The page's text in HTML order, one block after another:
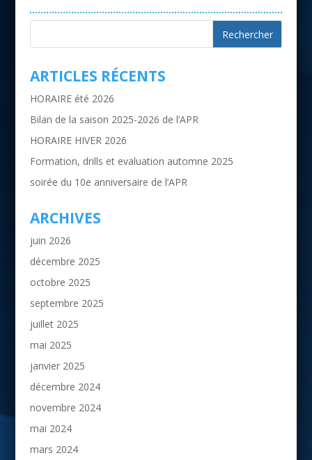
ARTICLES RÉCENTS
HORAIRE été 2026
Bilan de la saison 2025-2026 de l’APR
HORAIRE HIVER 2026
Formation, drills et evaluation automne 2025
soirée du 10e anniversaire de l’APR
ARCHIVES
juin 2026
décembre 2025
octobre 2025
septembre 2025
juillet 2025
mai 2025
janvier 2025
décembre 2024
novembre 2024
mai 2024
mars 2024